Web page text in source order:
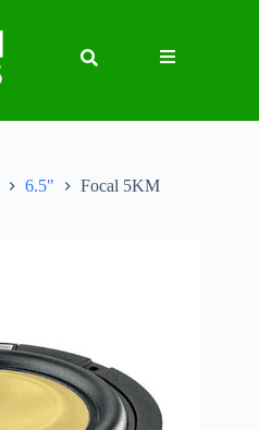
6.5" Focal 5KM